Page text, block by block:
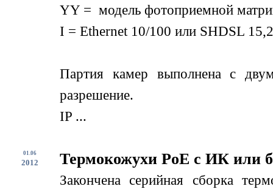
YY = модель фотоприемной
I = Ethernet 10/100 или SHDSL
Партия камер выполнена с
разрешение.
IP ...
01.06
2012 Термокожухи PoE с ИК или
Закончена серийная сборка